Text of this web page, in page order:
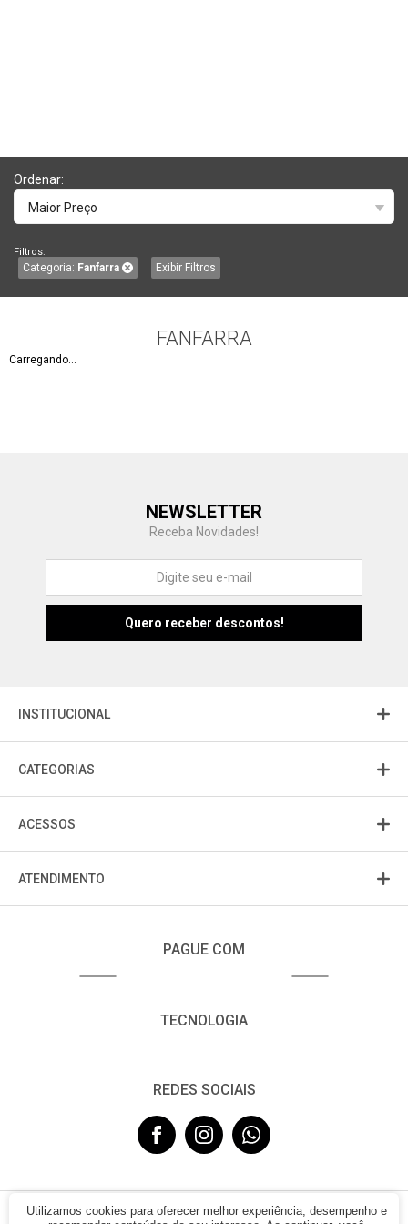
Ordenar:
Maior Preço
Filtros:
Categoria: Fanfarra Exibir Filtros
FANFARRA
Carregando...
NEWSLETTER
Receba Novidades!
INSTITUCIONAL
CATEGORIAS
ACESSOS
ATENDIMENTO
PAGUE COM
TECNOLOGIA
REDES SOCIAIS
Fu Fujisom
Utilizamos cookies para oferecer melhor experiência, desempenho e